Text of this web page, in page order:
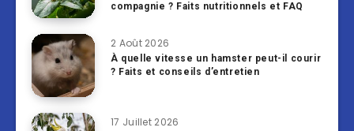
compagnie ? Faits nutritionnels et FAQ
2 Août 2026
À quelle vitesse un hamster peut-il courir
? Faits et conseils d’entretien
17 Juillet 2026